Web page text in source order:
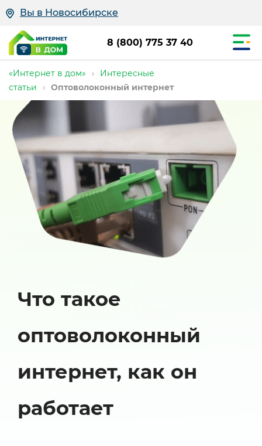
Вы в Новосибирске
8 (800) 775 37 40
«Интернет в дом» ›
Интересные
статьи
› Оптоволоконный интернет
Что такое
оптоволоконный
интернет, как он
работает